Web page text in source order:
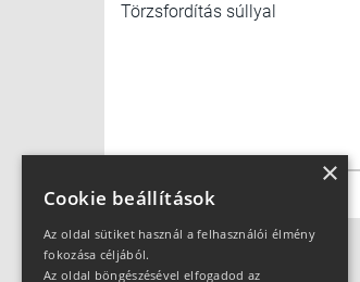
Törzsfordítás súllyal
×
Cookie beállítások
Az oldal sütiket használ a felhasználói élmény
fokozása céljából.
Az oldal böngészésével elfogadod az